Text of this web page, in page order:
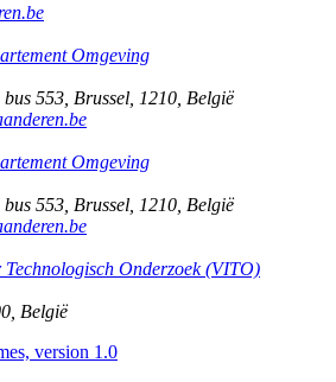
Omgeving
553 Brussel 1210 België
Omgeving
553 Brussel 1210 België
Onderzoek (VITO)
België
version 1.0